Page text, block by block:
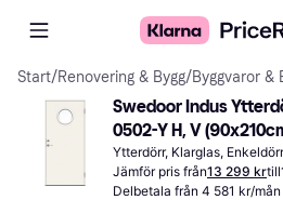
Start/Renovering & Bygg/Byggvaror &
Swedoor Indus
0502-Y H, V
Ytterdörr, Klarglas,
Jämför pris från13 299 krtill
Delbetala från 4 581 kr/